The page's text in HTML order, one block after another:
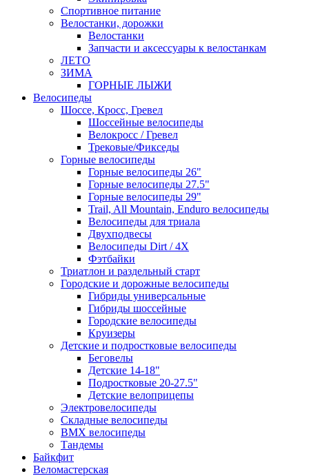
Спортивное питание
Велостанки, дорожки
Велостанки
Запчасти и аксессуары к велостанкам
ЛЕТО
ЗИМА
ГОРНЫЕ ЛЫЖИ
Велосипеды
Шоссе, Кросс, Гревел
Шоссейные велосипеды
Велокросс / Гревел
Трековые/Фикседы
Горные велосипеды
Горные велосипеды 26"
Горные велосипеды 27.5"
Горные велосипеды 29"
Trail, All Mountain, Enduro велосипеды
Велосипеды для триала
Двухподвесы
Велосипеды Dirt / 4X
Фэтбайки
Триатлон и раздельный старт
Городские и дорожные велосипеды
Гибриды универсальные
Гибриды шоссейные
Городские велосипеды
Круизеры
Детские и подростковые велосипеды
Беговелы
Детские 14-18"
Подростковые 20-27.5"
Детские велоприцепы
Электровелосипеды
Складные велосипеды
BMX велосипеды
Тандемы
Байкфит
Веломастерская